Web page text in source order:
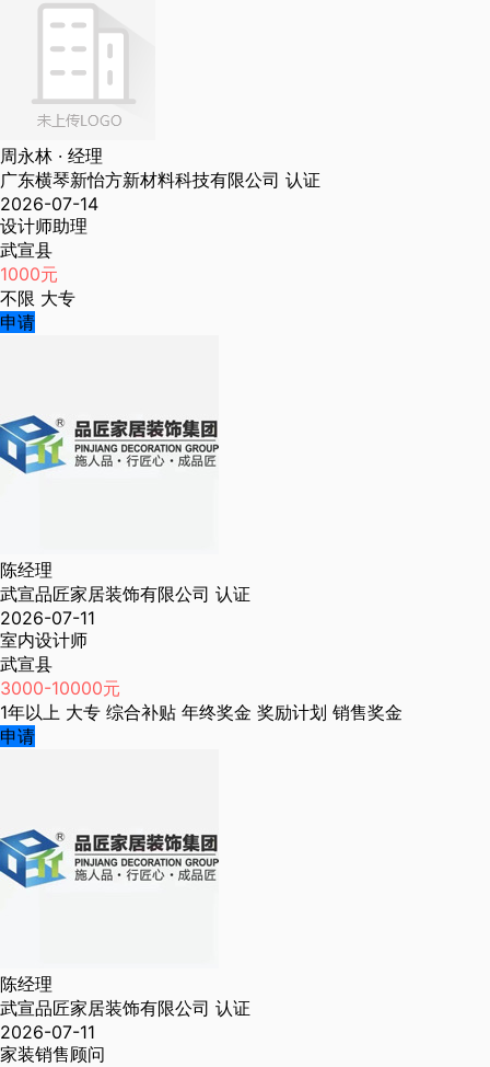
周永林 · 经理
广东横琴新怡方新材料科技有限公司 认证
2026-07-14
设计师助理
武宣县
1000元
不限 大专
申请
陈经理
武宣品匠家居装饰有限公司 认证
2026-07-11
室内设计师
武宣县
3000-10000元
1年以上 大专 综合补贴 年终奖金 奖励计划 销售奖金
申请
陈经理
武宣品匠家居装饰有限公司 认证
2026-07-11
家装销售顾问